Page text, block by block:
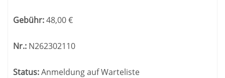
Gebühr:48,00€
Nr.: N262302110
Status:Anmeldung auf Warteliste